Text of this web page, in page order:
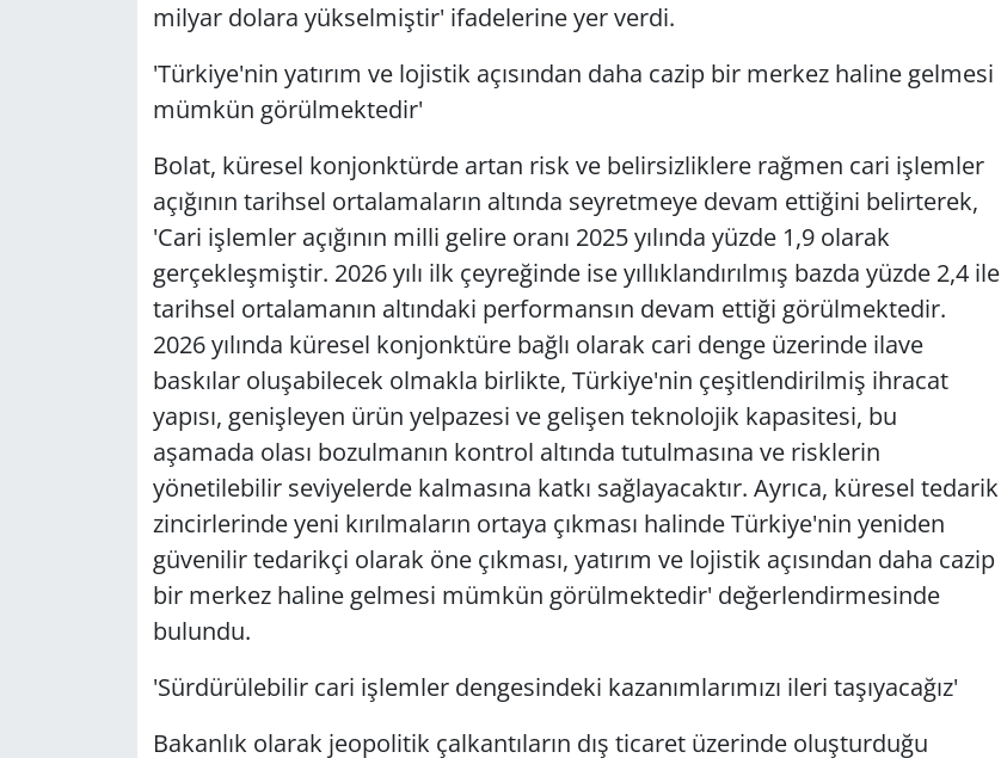
milyar dolara yükselmiştir' ifadelerine yer verdi.
'Türkiye'nin yatırım ve lojistik açısından daha cazip bir merkez haline gelmesi
mümkün görülmektedir'
Bolat, küresel konjonktürde artan risk ve belirsizliklere rağmen cari işlemler
açığının tarihsel ortalamaların altında seyretmeye devam ettiğini belirterek,
'Cari işlemler açığının milli gelire oranı 2025 yılında yüzde 1,9 olarak
gerçekleşmiştir. 2026 yılı ilk çeyreğinde ise yıllıklandırılmış bazda yüzde 2,4 ile
tarihsel ortalamanın altındaki performansın devam ettiği görülmektedir.
2026 yılında küresel konjonktüre bağlı olarak cari denge üzerinde ilave
baskılar oluşabilecek olmakla birlikte, Türkiye'nin çeşitlendirilmiş ihracat
yapısı, genişleyen ürün yelpazesi ve gelişen teknolojik kapasitesi, bu
aşamada olası bozulmanın kontrol altında tutulmasına ve risklerin
yönetilebilir seviyelerde kalmasına katkı sağlayacaktır. Ayrıca, küresel tedarik
zincirlerinde yeni kırılmaların ortaya çıkması halinde Türkiye'nin yeniden
güvenilir tedarikçi olarak öne çıkması, yatırım ve lojistik açısından daha cazip
bir merkez haline gelmesi mümkün görülmektedir' değerlendirmesinde
bulundu.
'Sürdürülebilir cari işlemler dengesindeki kazanımlarımızı ileri taşıyacağız'
Bakanlık olarak jeopolitik çalkantıların dış ticaret üzerinde oluşturduğu